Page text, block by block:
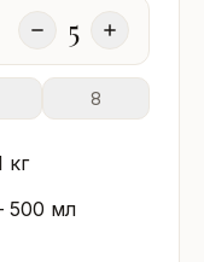
5
8
кг
500 мл